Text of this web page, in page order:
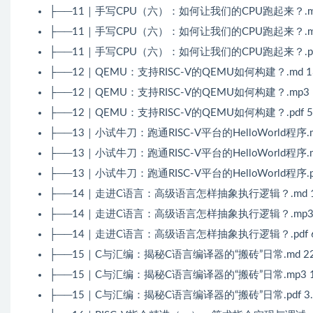
├──11｜手写CPU（六）：如何让我们的CPU跑起来？
├──11｜手写CPU（六）：如何让我们的CPU跑起来？
├──11｜手写CPU（六）：如何让我们的CPU跑起来？
├──12｜QEMU：支持RISC-V的QEMU如何构建？.md
├──12｜QEMU：支持RISC-V的QEMU如何构建？
├──12｜QEMU：支持RISC-V的QEMU如何构建？.pdf
├──13｜小试牛刀：跑通RISC-V平台的HelloWorld程序
├──13｜小试牛刀：跑通RISC-V平台的HelloWorld程序
├──13｜小试牛刀：跑通RISC-V平台的HelloWorld程序
├──14｜走进C语言：高级语言怎样抽象执行逻辑？.md
├──14｜走进C语言：高级语言怎样抽象执行逻辑？
├──14｜走进C语言：高级语言怎样抽象执行逻辑？.pdf
├──15｜C与汇编：揭秘C语言编译器的“搬砖”日常.md
├──15｜C与汇编：揭秘C语言编译器的“搬砖”日常.mp3
├──15｜C与汇编：揭秘C语言编译器的“搬砖”日常.pdf